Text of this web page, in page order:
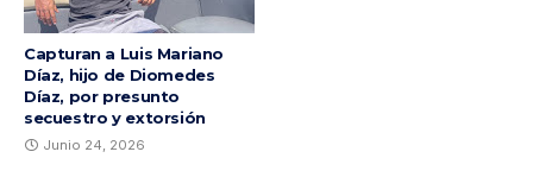
Capturan a Luis Mariano
Díaz, hijo de Diomedes
Díaz, por presunto
secuestro y extorsión
Junio 24, 2026